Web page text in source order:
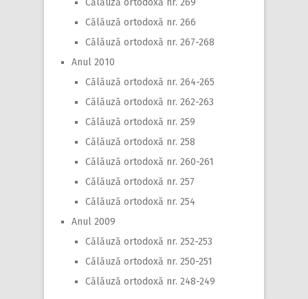
Călăuză ortodoxă nr. 269
Călăuză ortodoxă nr. 266
Călăuză ortodoxă nr. 267-268
Anul 2010
Călăuză ortodoxă nr. 264-265
Călăuză ortodoxă nr. 262-263
Călăuză ortodoxă nr. 259
Călăuză ortodoxă nr. 258
Călăuză ortodoxă nr. 260-261
Călăuză ortodoxă nr. 257
Călăuză ortodoxă nr. 254
Anul 2009
Călăuză ortodoxă nr. 252-253
Călăuză ortodoxă nr. 250-251
Călăuză ortodoxă nr. 248-249